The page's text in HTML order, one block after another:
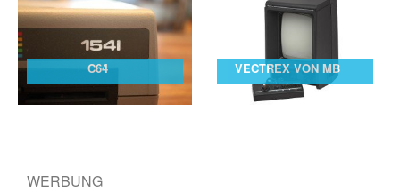
C64 VECTREX VON MB
WERBUNG